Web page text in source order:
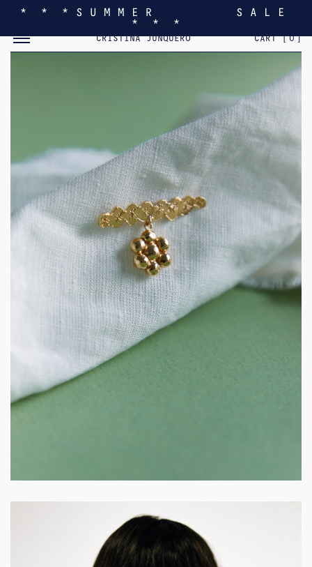
* * * S U M M E R S A L E
* * *
CRISTINA JUNQUERO CART [0]